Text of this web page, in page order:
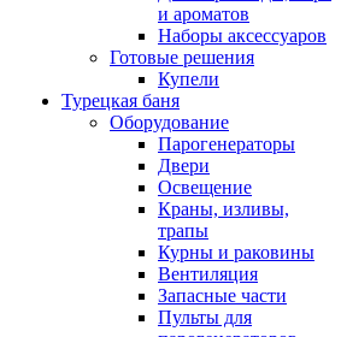
и ароматов
Наборы аксессуаров
Готовые решения
Купели
Турецкая баня
Оборудование
Парогенераторы
Двери
Освещение
Краны, изливы,
трапы
Курны и раковины
Вентиляция
Запасные части
Пульты для